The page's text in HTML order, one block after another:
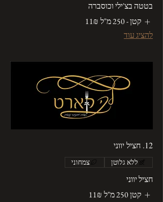
בטטה בצ'ילי וכוסברה
קטן - 250 מ"ל
‏11 ‏₪
להציג עוד
12. חציל יווני
ללא גלוטן צמחוני
חציל יווני
קטן 250 מ"ל
‏11 ‏₪